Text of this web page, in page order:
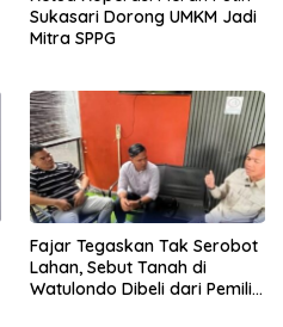
Sukasari Dorong UMKM Jadi
Mitra SPPG
Fajar Tegaskan Tak Serobot
Lahan, Sebut Tanah di
Watulondo Dibeli dari Pemilik